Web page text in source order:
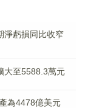
淨虧損同比收窄
大至5588.3萬元
為4478億美元